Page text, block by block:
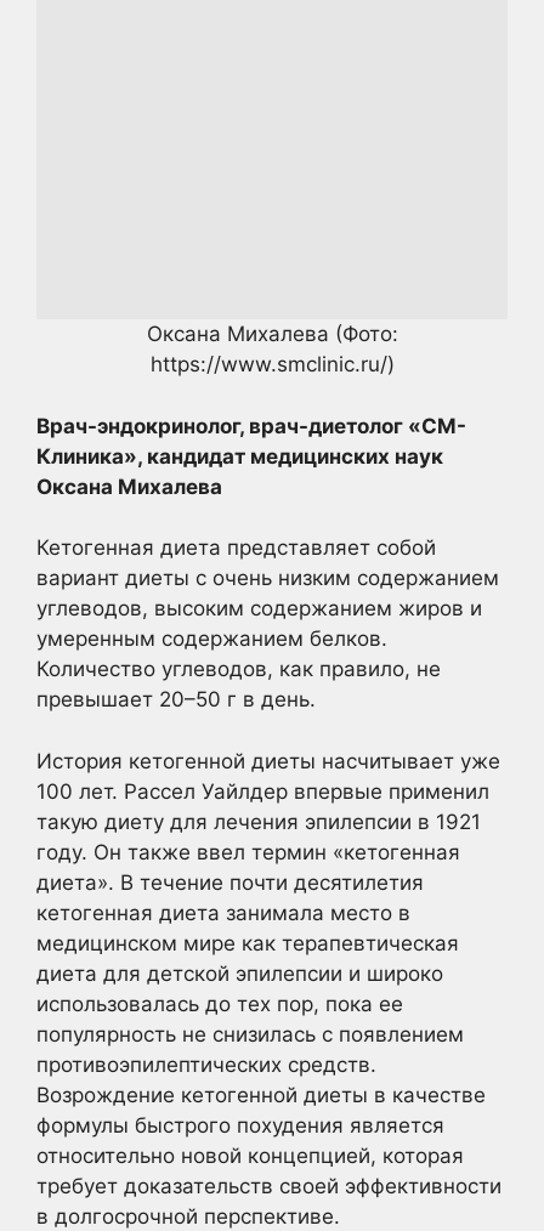
Оксана Михалева (Фото:
https://www.smclinic.ru/)
Врач-эндокринолог, врач-диетолог «СМ-
Клиника», кандидат медицинских наук
Оксана Михалева
Кетогенная диета представляет собой
вариант диеты с очень низким содержанием
углеводов, высоким содержанием жиров и
умеренным содержанием белков.
Количество углеводов, как правило, не
превышает 20–50 г в день.
История кетогенной диеты насчитывает уже
100 лет. Рассел Уайлдер впервые применил
такую диету для лечения эпилепсии в 1921
году. Он также ввел термин «кетогенная
диета». В течение почти десятилетия
кетогенная диета занимала место в
медицинском мире как терапевтическая
диета для детской эпилепсии и широко
использовалась до тех пор, пока ее
популярность не снизилась с появлением
противоэпилептических средств.
Возрождение кетогенной диеты в качестве
формулы быстрого похудения является
относительно новой концепцией, которая
требует доказательств своей эффективности
в долгосрочной перспективе.